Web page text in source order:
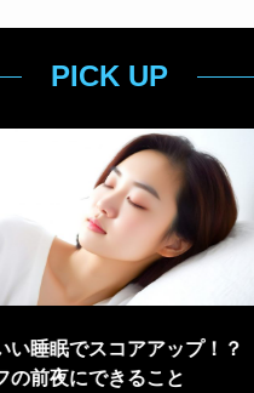
PICK UP
い睡眠でスコアアップ！？
の前夜にできること